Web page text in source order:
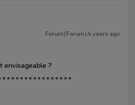
Forum|Forum|4 years ago
envisageable ?